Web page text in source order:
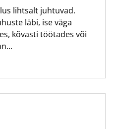
lihtsalt juhtuvad.
läbi, ise väga
kõvasti töötades või